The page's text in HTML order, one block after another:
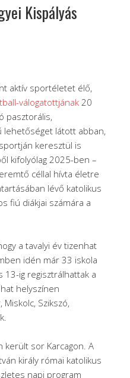
Kispályás
aktív sportéletet élő,
válogatottjának 20
pasztorális,
lehetőséget látott abban,
keresztül is
kifolyólag 2025-ben –
céllal hívta életre
lévő katolikus
fiú diákjai számára a
a tavalyi év tizenhat
idén már 33 iskola
13-ig regisztrálhattak a
helyszínen
Miskolc, Szikszó,
sor Karcagon. A
király római katolikus
napi program